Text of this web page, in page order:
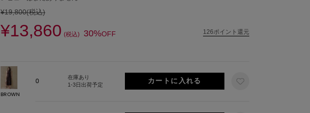
¥19,800(税込)
¥13,860 (税込) 30%OFF 126ポイント還元
BROWN
0
在庫あり
1-3日出荷予定